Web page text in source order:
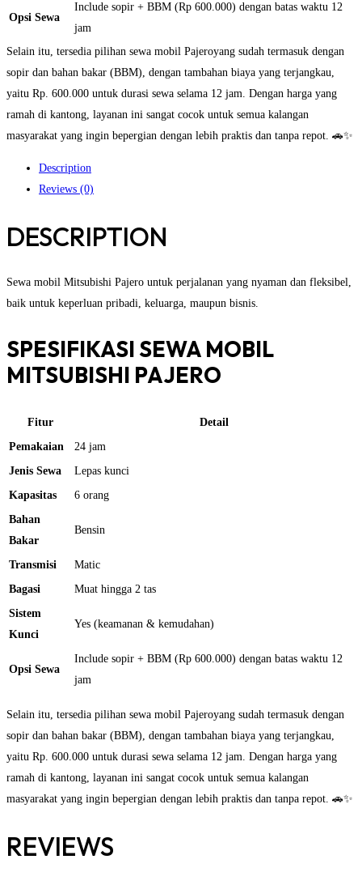
Opsi Sewa
Include sopir + BBM (Rp 600.000) dengan batas waktu 12
jam
Selain itu, tersedia pilihan sewa mobil Pajeroyang sudah termasuk dengan
sopir dan bahan bakar (BBM), dengan tambahan biaya yang terjangkau,
yaitu Rp. 600.000 untuk durasi sewa selama 12 jam. Dengan harga yang
ramah di kantong, layanan ini sangat cocok untuk semua kalangan
masyarakat yang ingin bepergian dengan lebih praktis dan tanpa repot. 🚗✨
Description
Reviews (0)
DESCRIPTION
Sewa mobil Mitsubishi Pajero untuk perjalanan yang nyaman dan fleksibel,
baik untuk keperluan pribadi, keluarga, maupun bisnis.
SPESIFIKASI SEWA MOBIL
MITSUBISHI PAJERO
Fitur
Detail
Pemakaian
24 jam
Jenis Sewa
Lepas kunci
Kapasitas
6 orang
Bahan
Bakar
Bensin
Transmisi
Matic
Bagasi
Muat hingga 2 tas
Sistem
Kunci
Yes (keamanan & kemudahan)
Opsi Sewa
Include sopir + BBM (Rp 600.000) dengan batas waktu 12
jam
Selain itu, tersedia pilihan sewa mobil Pajeroyang sudah termasuk dengan
sopir dan bahan bakar (BBM), dengan tambahan biaya yang terjangkau,
yaitu Rp. 600.000 untuk durasi sewa selama 12 jam. Dengan harga yang
ramah di kantong, layanan ini sangat cocok untuk semua kalangan
masyarakat yang ingin bepergian dengan lebih praktis dan tanpa repot. 🚗✨
REVIEWS